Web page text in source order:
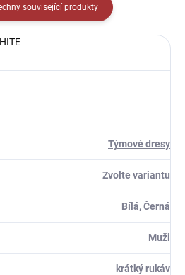
související produkty
Týmové dresy
Zvolte variantu
Bílá, Černá
Muži
krátký rukáv